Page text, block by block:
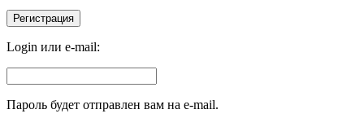
Login или e-mail:
Пароль будет отправлен вам на e-mail.